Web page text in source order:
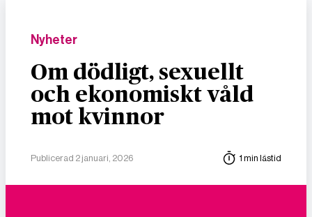
Nyheter
Om dödligt, sexuellt
och ekonomiskt våld
mot kvinnor
Publicerad 2 januari, 2026 1 min lästid